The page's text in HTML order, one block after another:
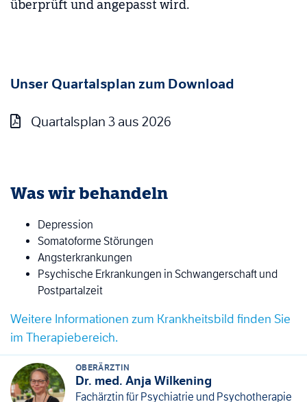
überprüft und angepasst wird.
Unser Quartalsplan zum Download
Quartalsplan 3 aus 2026
Was wir behandeln
Depression
Somatoforme Störungen
Angsterkrankungen
Psychische Erkrankungen in Schwangerschaft und
Postpartalzeit
Weitere Informationen zum Krankheitsbild finden Sie
im Therapiebereich.
OBERÄRZTIN
Dr. med. Anja Wilkening
Fachärztin für Psychiatrie und Psychotherapie